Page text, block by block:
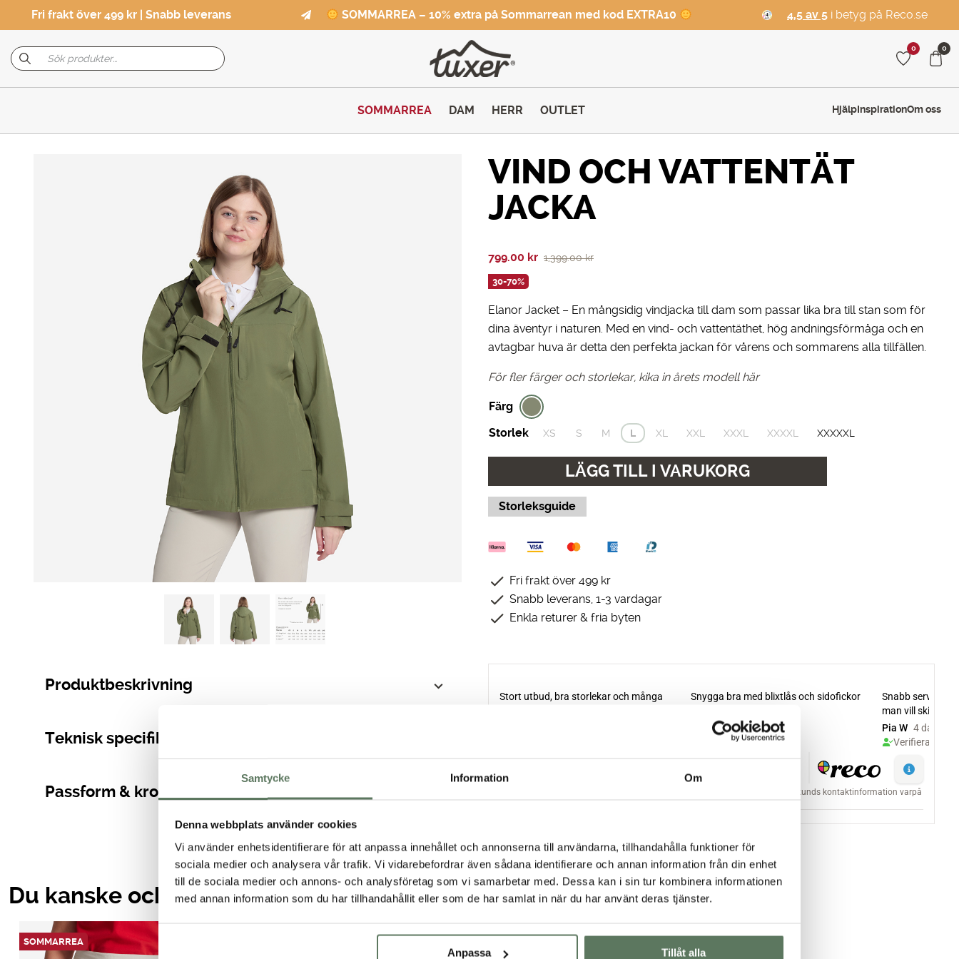
Samtycke Information Om
Denna webbplats använder cookies
Vi använder enhetsidentifierare för att anpassa innehållet och annonserna till användarna, tillhandahålla funktioner för
sociala medier och analysera vår trafik. Vi vidarebefordrar även sådana identifierare och annan information från din enhet
till de sociala medier och annons- och analysföretag som vi samarbetar med. Dessa kan i sin tur kombinera informationen
med annan information som du har tillhandahållit eller som de har samlat in när du har använt deras tjänster.
Anpassa Tillåt alla
Fri frakt över 499 kr | Snabb leverans SOMMARREA – 10% extra på Sommarrean med kod EXTRA10 4,5 av 5 i betyg på Reco.se
SOMMARREA DAM HERR OUTLET HjälpInspirationOm oss
0 0
VIND OCH VATTENTÄT
JACKA
1,399.00kr
Det
ursprungliga
priset
var:
1,399.00 kr.
799.00 kr
Det
nuvarande
priset
är:
799.00 kr.
30-70%
Elanor Jacket – En mångsidig vindjacka till dam som passar lika bra till stan som för
dina äventyr i naturen. Med en vind- och vattentäthet, hög andningsförmåga och en
avtagbar huva är detta den perfekta jackan för vårens och sommarens alla tillfällen.
För fler färger och storlekar, kika in årets modell här
Storlek XS S M L XL XXL XXXL XXXXL XXXXXL
Färg
LÄGG TILL I VARUKORG
Storleksguide
Fri frakt över 499 kr
Snabb leverans, 1-3 vardagar
Enkla returer & fria byten
Produktbeskrivning
Teknisk specifikation
Passform & kroppsmått
Du kanske också gillar …
SOMMARREA